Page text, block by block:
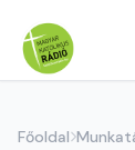
Főoldal